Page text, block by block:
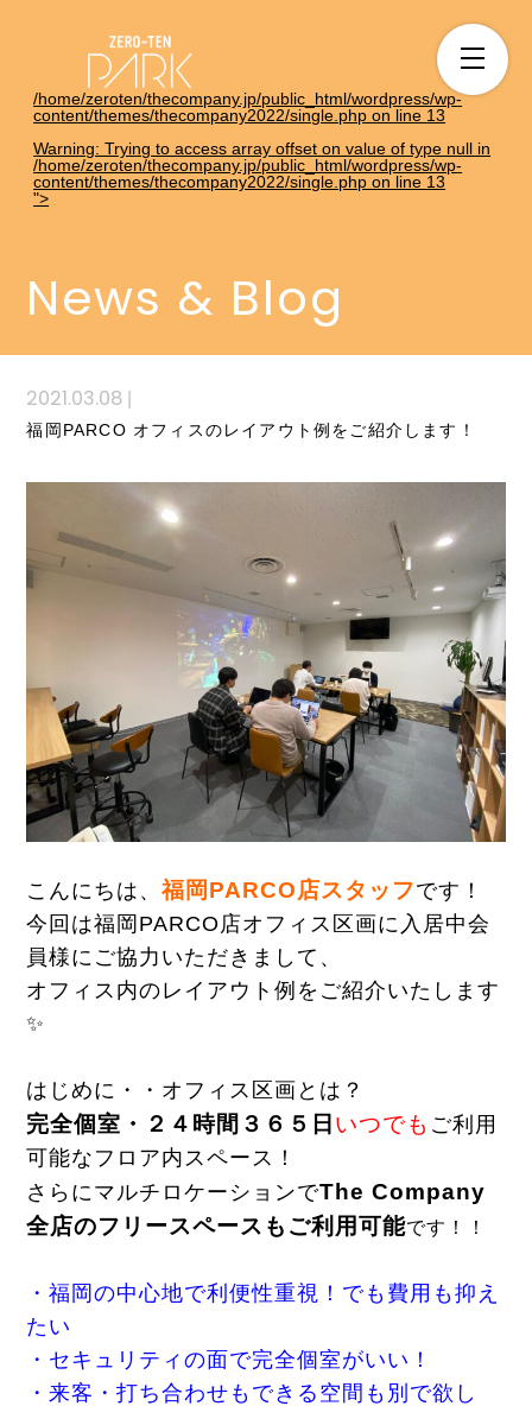
/home/zeroten/thecompany.jp/public_html/wordpress/wp-
content/themes/thecompany2022/single.php on line 13
Warning: Trying to access array offset on value of type null in
/home/zeroten/thecompany.jp/public_html/wordpress/wp-
content/themes/thecompany2022/single.php on line 13
">
News & Blog
2021.03.08 |
福岡PARCO オフィスのレイアウト例をご紹介します！
こんにちは、福岡PARCO店スタッフです！
今回は福岡PARCO店オフィス区画に入居中会
員様にご協力いただきまして、
オフィス内のレイアウト例をご紹介いたします
✨
はじめに・・オフィス区画とは？
完全個室・２４時間３６５日 いつでも ご利用
可能なフロア内スペース！
さらにマルチロケーションでThe Company
全店のフリースペースもご利用可能です！！
・福岡の中心地で利便性重視！でも 費用も抑え
たい
・セキュリティの面で完全個室がいい！
・来客・打ち合わせもできる空間も別で欲し